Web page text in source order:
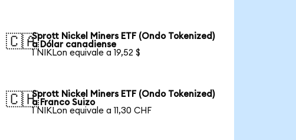
🇨🇦Sprott Nickel Miners ETF (Ondo Tokenized)
a Dólar canadiense
1 NIKLon equivale a 19,52 $
🇨🇭Sprott Nickel Miners ETF (Ondo Tokenized)
a Franco Suizo
1 NIKLon equivale a 11,30 CHF